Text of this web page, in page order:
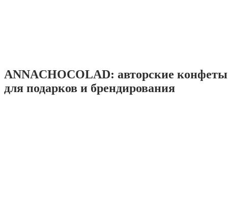
ANNACHOCOLAD: авторские
для подарков и брендирования